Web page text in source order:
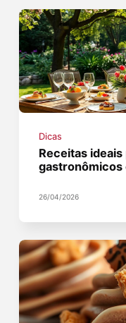
Dicas
Receitas
gastronômicos
26/04/2026